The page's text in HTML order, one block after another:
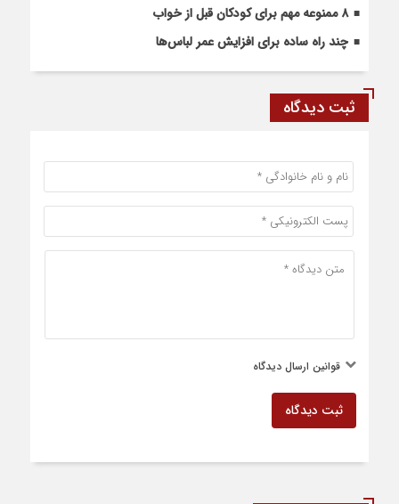
۸ ممنوعه مهم برای کودکان قبل از خواب
چند راه ساده برای افزایش عمر لباس‌ها
ثبت دیدگاه
قوانین ارسال دیدگاه
ثبت دیدگاه